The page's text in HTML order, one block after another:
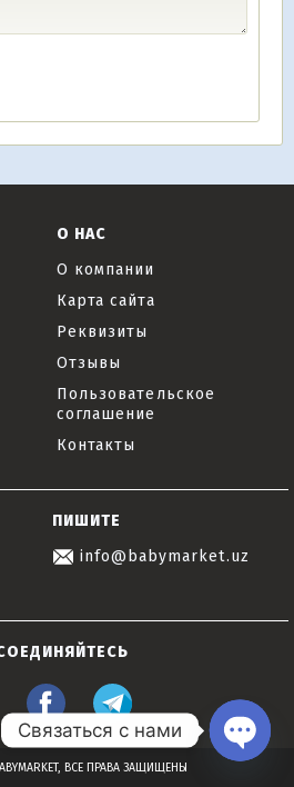
О НАС
О компании
Карта сайта
Реквизиты
Отзывы
Пользовательское
соглашение
Контакты
ПИШИТЕ
info@babymarket.uz
ВСЕ ПРАВА ЗАЩИЩЕНЫ
Связаться с нами